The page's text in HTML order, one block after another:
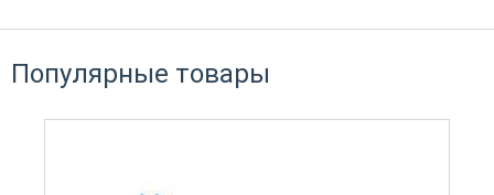
Популярные товары